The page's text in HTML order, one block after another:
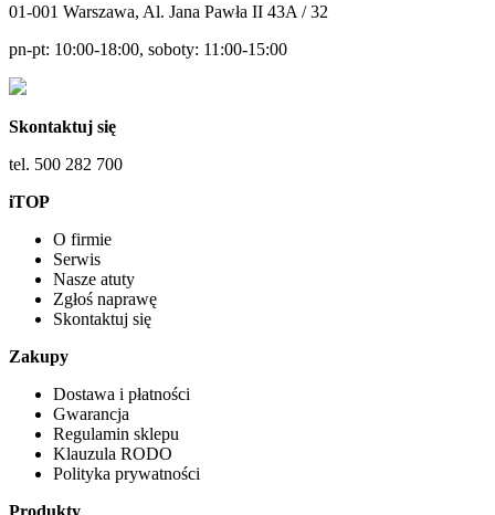
01-001 Warszawa, Al. Jana Pawła II 43A / 32
pn-pt: 10:00-18:00, soboty: 11:00-15:00
Skontaktuj się
tel. 500 282 700
iTOP
O firmie
Serwis
Nasze atuty
Zgłoś naprawę
Skontaktuj się
Zakupy
Dostawa i płatności
Gwarancja
Regulamin sklepu
Klauzula RODO
Polityka prywatności
Produkty